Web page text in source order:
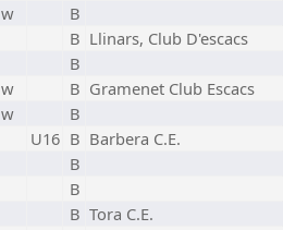
w
B
B Llinars, Club D'escacs
B
w B Gramenet Club Escacs
w
B
U16 B Barbera C.E.
B
B
B Tora C.E.